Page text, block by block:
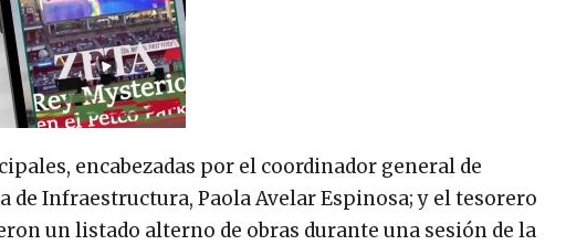
encabezadas por el coordinador general de
de Infraestructura, Paola Avelar Espinosa; y el tesorero
un listado alterno de obras durante una sesión de la